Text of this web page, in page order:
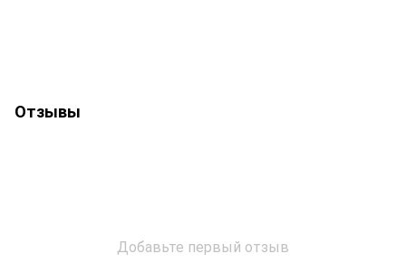
Отзывы
Добавьте первый отзыв